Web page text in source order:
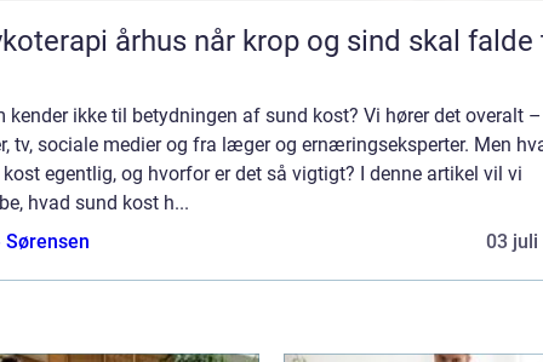
århus når krop og sind skal falde til
kender ikke til betydningen af sund kost? Vi hører det overalt
tv, sociale medier og fra læger og ernæringseksperter. Men
egentlig, og hvorfor er det så vigtigt? I denne artikel vil vi
hvad sund kost h...
Sørensen
03 juli